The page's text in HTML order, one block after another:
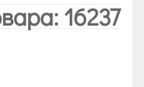
16237